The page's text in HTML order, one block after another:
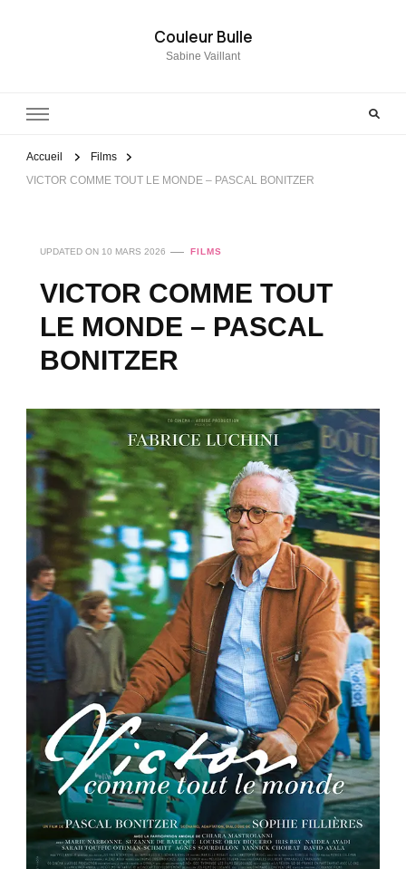
Couleur Bulle
Sabine Vaillant
Accueil
Films
VICTOR COMME TOUT LE MONDE – PASCAL BONITZER
UPDATED ON 10 MARS 2026 FILMS
VICTOR COMME TOUT
LE MONDE – PASCAL
BONITZER